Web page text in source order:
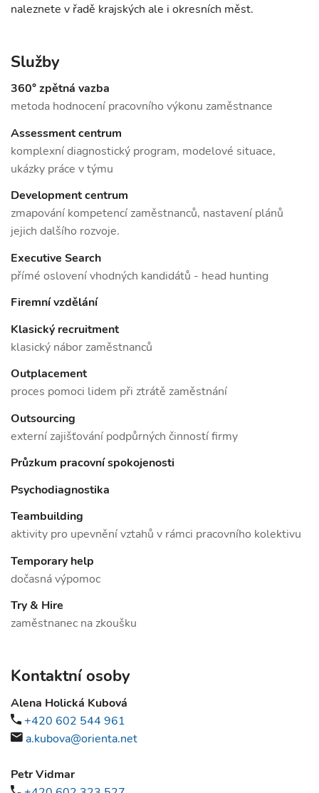
naleznete v řadě krajských ale i okresních měst.
Služby
360° zpětná vazba
metoda hodnocení pracovního výkonu zaměstnance
Assessment centrum
komplexní diagnostický program, modelové situace,
ukázky práce v týmu
Development centrum
zmapování kompetencí zaměstnanců, nastavení plánů
jejich dalšího rozvoje.
Executive Search
přímé oslovení vhodných kandidátů - head hunting
Firemní vzdělání
Klasický recruitment
klasický nábor zaměstnanců
Outplacement
proces pomoci lidem při ztrátě zaměstnání
Outsourcing
externí zajišťování podpůrných činností firmy
Průzkum pracovní spokojenosti
Psychodiagnostika
Teambuilding
aktivity pro upevnění vztahů v rámci pracovního kolektivu
Temporary help
dočasná výpomoc
Try & Hire
zaměstnanec na zkoušku
Kontaktní osoby
Alena Holická Kubová
+420 602 544 961
a.kubova@orienta.net
Petr Vidmar